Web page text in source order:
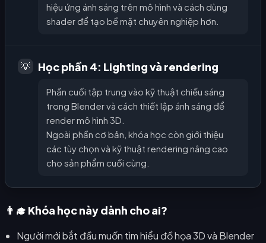
hiệu ứng ánh sáng trên mô hình và cách dùng
shader để tạo bề mặt chuyên nghiệp hơn.
💡 Học phần 4: Lighting và rendering
Phần cuối tập trung vào kỹ thuật chiếu sáng
trong Blender và cách thiết lập ánh sáng để
render mô hình 3D.
Ngoài phần cơ bản, khóa học còn giới thiệu
các tùy chọn và kỹ thuật rendering nâng cao
cho sản phẩm cuối cùng.
👨‍🎓 Khóa học này dành cho ai?
Người mới bắt đầu muốn tìm hiểu đồ họa 3D và Blender